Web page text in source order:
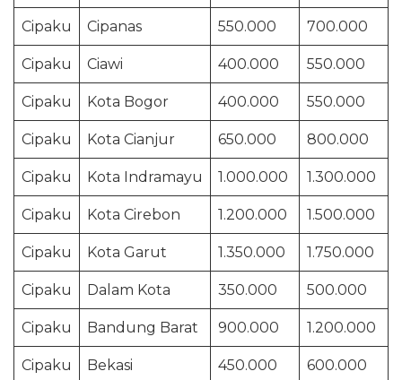
Cipaku Cipanas 550.000 700.000
Cipaku Ciawi 400.000 550.000
Cipaku Kota Bogor 400.000 550.000
Cipaku Kota Cianjur 650.000 800.000
Cipaku Kota Indramayu 1.000.000 1.300.000
Cipaku Kota Cirebon 1.200.000 1.500.000
Cipaku Kota Garut 1.350.000 1.750.000
Cipaku Dalam Kota 350.000 500.000
Cipaku Bandung Barat 900.000 1.200.000
Cipaku Bekasi 450.000 600.000